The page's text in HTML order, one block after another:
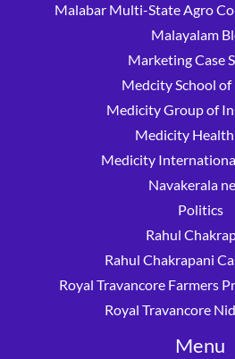
Malabar Multi-State Agro
Malayalam
Marketing Case
Medcity School of
Medicity Group of
Medicity Health
Medicity
Navakerala
Politics
Rahul
Rahul Chakrapani
Royal Travancore Farmers
Royal Travancore
Menu